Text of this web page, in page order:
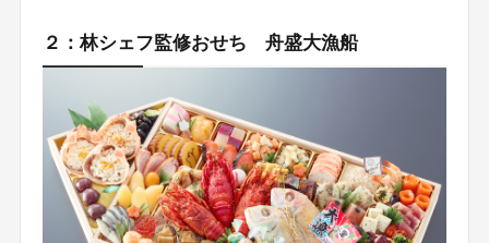
２：林シェフ監修おせち 舟盛大漁船